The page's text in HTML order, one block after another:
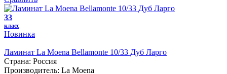
33
класс
Новинка
Ламинат La Moena Bellamonte 10/33 Дуб Ларго
Страна: Россия
Производитель: La Moena